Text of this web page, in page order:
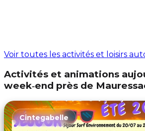
Voir toutes les activités et loisirs
Activités et animations
week‑end près de
Cintegabelle